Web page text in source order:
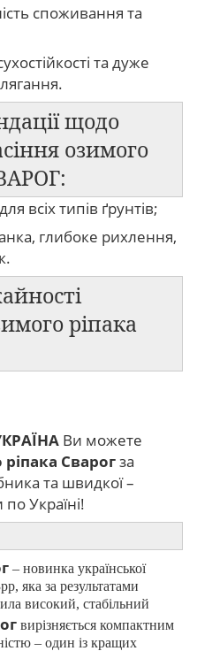
споживання та
та дуже
щодо
озимого
всіх типів ґрунтів;
глибоке рихлення,
ріпака
Ви можете
Сварогза
та швидкої –
Україні!
– новинка української
яка за результатами
високий, стабільний
вирізняється компактним
– один із кращих